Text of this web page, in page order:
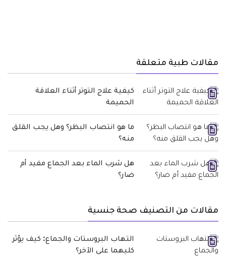
مقالات طبية متعلقة
كيفية علاج التوتر أثناء العلاقة
الحميمة
ما هو انتصاب البظر؟ وهل يجب القلق
منه؟
هل شرب الماء بعد الجماع مفيد أم
ضار؟
مقالات من التصنيف صحة جنسية
التهاب البروستات والجماع: كيف يؤثر
كليهما على الآخر؟